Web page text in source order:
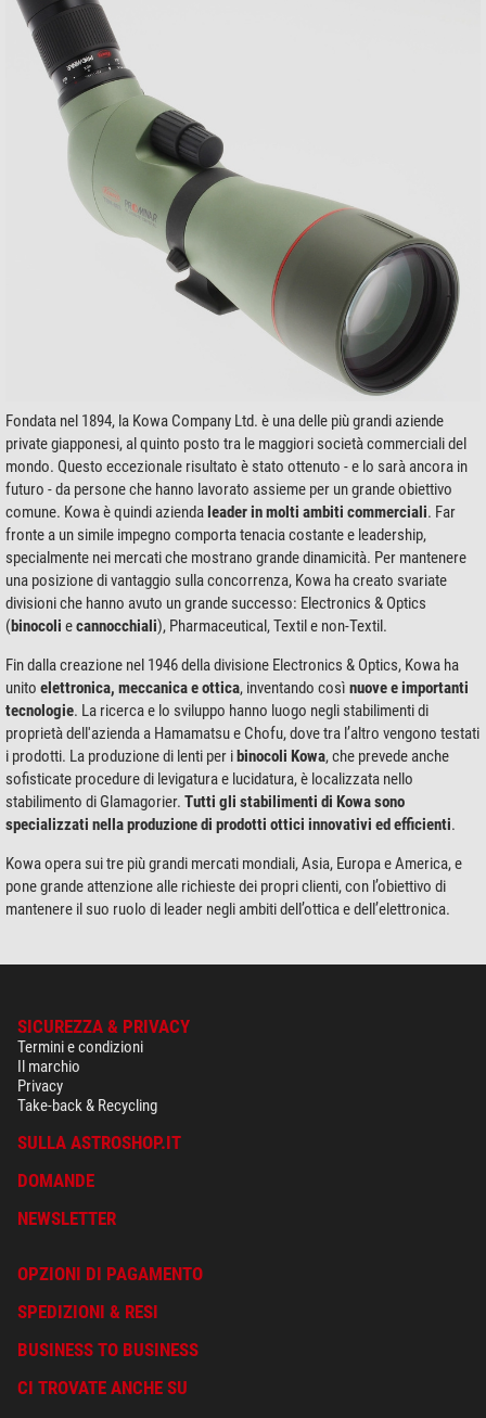
Fondata nel 1894, la Kowa Company Ltd. è una delle più grandi aziende
private giapponesi, al quinto posto tra le maggiori società commerciali del
mondo. Questo eccezionale risultato è stato ottenuto - e lo sarà ancora in
futuro - da persone che hanno lavorato assieme per un grande obiettivo
comune. Kowa è quindi aziendaleader in molti ambiti commerciali. Far
fronte a un simile impegno comporta tenacia costante e leadership,
specialmente nei mercati che mostrano grande dinamicità. Per mantenere
una posizione di vantaggio sulla concorrenza, Kowa ha creato svariate
divisioni che hanno avuto un grande successo: Electronics & Optics
(binocoli ecannocchiali), Pharmaceutical, Textil e non-Textil.
Fin dalla creazione nel 1946 della divisione Electronics & Optics, Kowa ha
unito elettronica, meccanica e ottica, inventando così nuove e importanti
tecnologie. La ricerca e lo sviluppo hanno luogo negli stabilimenti di
proprietà dell'azienda a Hamamatsu e Chofu, dove tra l’altro vengono testati
i prodotti. La produzione di lenti per ibinocoli Kowa, che prevede anche
sofisticate procedure di levigatura e lucidatura, è localizzata nello
stabilimento di Glamagorier. Tutti gli stabilimenti di Kowa sono
specializzati nella produzione di prodotti ottici innovativi ed efficienti.
Kowa opera sui tre più grandi mercati mondiali, Asia, Europa e America, e
pone grande attenzione alle richieste dei propri clienti, con l’obiettivo di
mantenere il suo ruolo di leader negli ambiti dell’ottica e dell’elettronica.
SICUREZZA & PRIVACY
Termini e condizioni
Il marchio
Privacy
Take-back & Recycling
SULLA ASTROSHOP.IT
DOMANDE
NEWSLETTER
OPZIONI DI PAGAMENTO
SPEDIZIONI & RESI
BUSINESS TO BUSINESS
CI TROVATE ANCHE SU